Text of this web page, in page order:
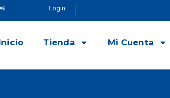
Login
Tienda Mi Cuenta